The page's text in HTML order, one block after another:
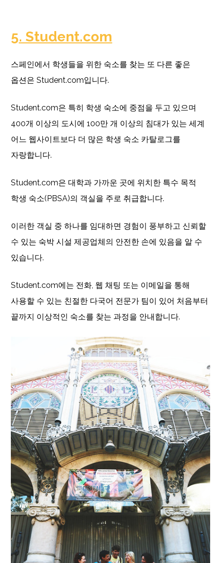
5. Student.com
스페인에서 학생들을 위한 숙소를 찾는 또 다른 좋은
옵션은 Student.com입니다.
Student.com은 특히 학생 숙소에 중점을 두고 있으며
400개 이상의 도시에 100만 개 이상의 침대가 있는 세계
어느 웹사이트보다 더 많은 학생 숙소 카탈로그를
자랑합니다.
Student.com은 대학과 가까운 곳에 위치한 특수 목적
학생 숙소(PBSA)의 객실을 주로 취급합니다.
이러한 객실 중 하나를 임대하면 경험이 풍부하고 신뢰할
수 있는 숙박 시설 제공업체의 안전한 손에 있음을 알 수
있습니다.
Student.com에는 전화, 웹 채팅 또는 이메일을 통해
사용할 수 있는 친절한 다국어 전문가 팀이 있어 처음부터
끝까지 이상적인 숙소를 찾는 과정을 안내합니다.